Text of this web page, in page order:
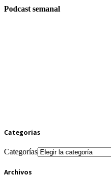
Podcast semanal
Categorías
Categorías
Archivos